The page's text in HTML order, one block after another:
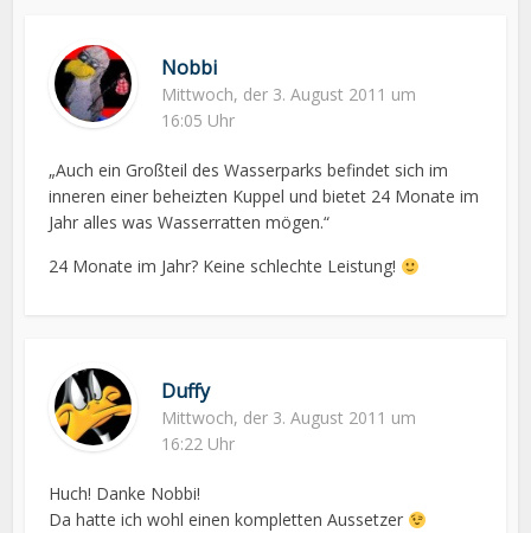
Nobbi
Mittwoch, der 3. August 2011 um
16:05 Uhr
„Auch ein Großteil des Wasserparks befindet sich im
inneren einer beheizten Kuppel und bietet 24 Monate im
Jahr alles was Wasserratten mögen.“
24 Monate im Jahr? Keine schlechte Leistung!
Duffy
Mittwoch, der 3. August 2011 um
16:22 Uhr
Huch! Danke Nobbi!
Da hatte ich wohl einen kompletten Aussetzer